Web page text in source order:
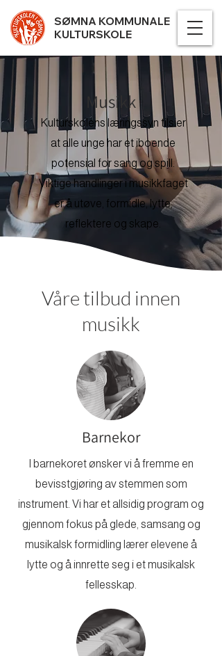
SØMNA KOMMUNALE
KULTURSKOLE
Musikk
Kulturskolens læringssyn tilsier
at alle unge har et iboende
potensial for sang og spill.
Viktige handlinger i musikkfaget
er å utøve, formidle, lytte,
reflektere og skape.
Våre tilbud innen
musikk
Barnekor
I barnekoret ønsker vi å fremme en
bevisstgjøring av stemmen som
instrument. Vi har et allsidig program og
gjennom fokus på glede, samsang og
musikalsk formidling lærer elevene å
lytte og å innrette seg i et musikalsk
fellesskap.